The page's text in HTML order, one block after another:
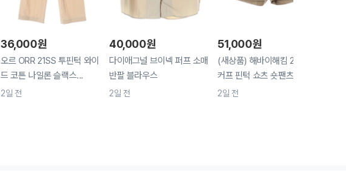
36,000원
오르 ORR 21SS 투핀턱 와이
드 코튼 나일론 슬랙스...
2일 전
40,000원
다이애그널 브이넥 퍼프 소매
반팔 블라우스
2일 전
51,000원
(새상품) 해바이해킴 24SS
커프 핀턱 쇼츠 숏팬츠 ...
2일 전